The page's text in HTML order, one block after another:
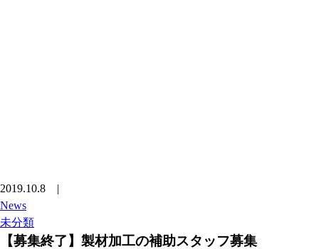
2019.10.8 |
News
未分類
【募集終了】製材加工の補助スタッフ募集